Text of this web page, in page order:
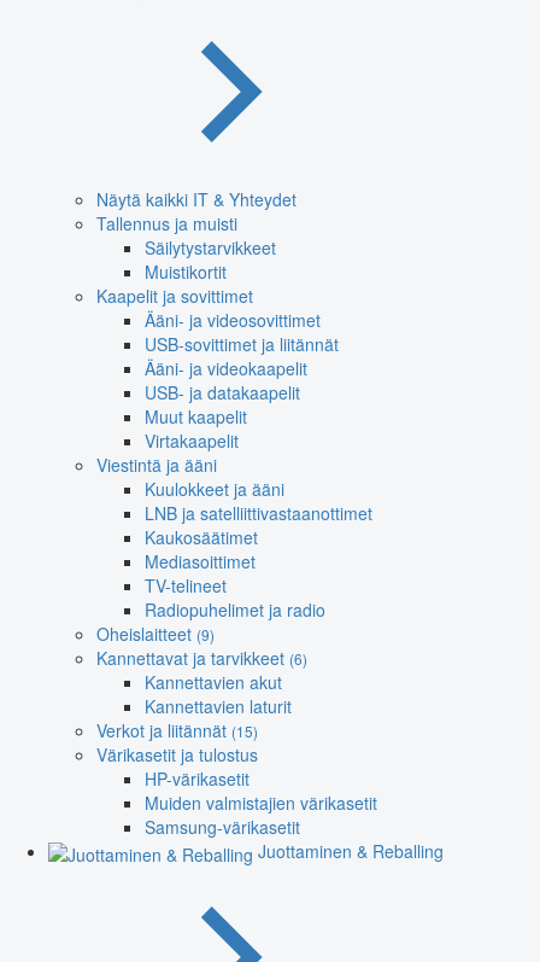
Näytä kaikki IT & Yhteydet
Tallennus ja muisti
Säilytystarvikkeet
Muistikortit
Kaapelit ja sovittimet
Ääni- ja videosovittimet
USB-sovittimet ja liitännät
Ääni- ja videokaapelit
USB- ja datakaapelit
Muut kaapelit
Virtakaapelit
Viestintä ja ääni
Kuulokkeet ja ääni
LNB ja satelliittivastaanottimet
Kaukosäätimet
Mediasoittimet
TV-telineet
Radiopuhelimet ja radio
Oheislaitteet (9)
Kannettavat ja tarvikkeet (6)
Kannettavien akut
Kannettavien laturit
Verkot ja liitännät (15)
Värikasetit ja tulostus
HP-värikasetit
Muiden valmistajien värikasetit
Samsung-värikasetit
Juottaminen & Reballing